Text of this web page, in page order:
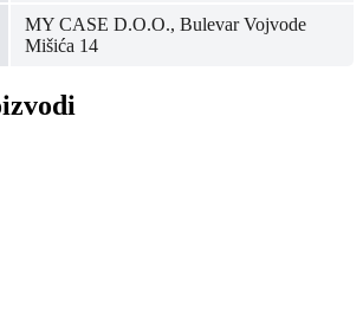
MY CASE D.O.O., Bulevar Vojvode
Mišića 14